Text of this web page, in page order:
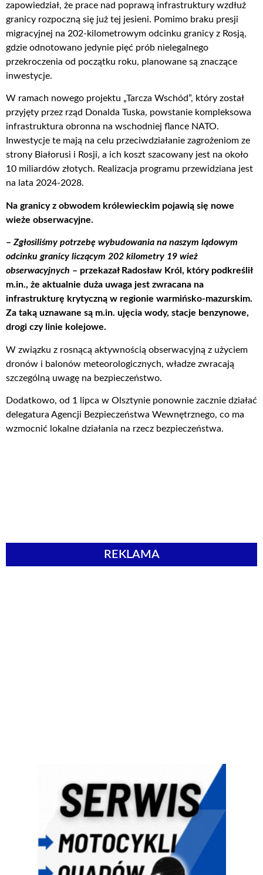
zapowiedział, że prace nad poprawą infrastruktury wzdłuż
granicy rozpoczną się już tej jesieni. Pomimo braku presji
migracyjnej na 202-kilometrowym odcinku granicy z Rosją,
gdzie odnotowano jedynie pięć prób nielegalnego
przekroczenia od początku roku, planowane są znaczące
inwestycje.
W ramach nowego projektu „Tarcza Wschód”, który został
przyjęty przez rząd Donalda Tuska, powstanie kompleksowa
infrastruktura obronna na wschodniej flance NATO.
Inwestycje te mają na celu przeciwdziałanie zagrożeniom ze
strony Białorusi i Rosji, a ich koszt szacowany jest na około
10 miliardów złotych. Realizacja programu przewidziana jest
na lata 2024-2028.
Na granicy z obwodem królewieckim pojawią się nowe
wieże obserwacyjne.
–Zgłosiliśmy potrzebę wybudowania na naszym lądowym
odcinku granicy liczącym 202 kilometry 19 wież
obserwacyjnych – przekazał Radosław Król, który podkreślił
m.in., że aktualnie duża uwaga jest zwracana na
infrastrukturę krytyczną w regionie warmińsko-mazurskim.
Za taką uznawane są m.in. ujęcia wody, stacje benzynowe,
drogi czy linie kolejowe.
W związku z rosnącą aktywnością obserwacyjną z użyciem
dronów i balonów meteorologicznych, władze zwracają
szczególną uwagę na bezpieczeństwo.
Dodatkowo, od 1 lipca w Olsztynie ponownie zacznie działać
delegatura Agencji Bezpieczeństwa Wewnętrznego, co ma
wzmocnić lokalne działania na rzecz bezpieczeństwa.
REKLAMA